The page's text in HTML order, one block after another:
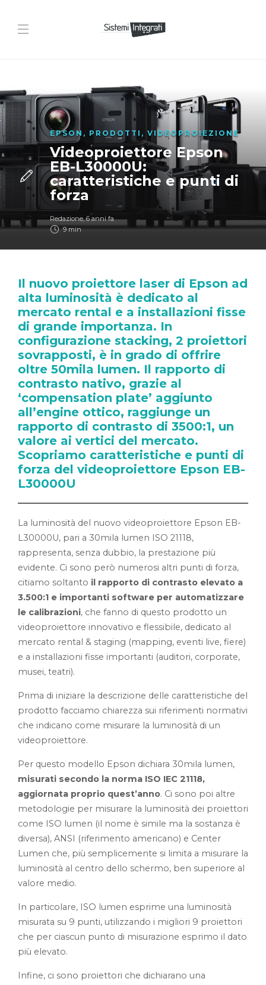
EPSON , PRODOTTI , VIDEOPROIEZIONE
Videoproiettore Epson
EB-L30000U:
caratteristiche e punti di
forza
Redazione,6 anni fa
9 min
Il nuovo proiettore laser di Epson ad
alta luminosità è dedicato al
mercato rental e a installazioni fisse
di grande importanza. In
configurazione stacking, 2 proiettori
sovrapposti, è in grado di offrire
oltre 50mila lumen. Il rapporto di
contrasto nativo, grazie al
‘compensation plate’ aggiunto
all’engine ottico, raggiunge un
rapporto di contrasto di 3500:1, un
valore ai vertici del mercato.
Scopriamo caratteristiche e punti di
forza del videoproiettore Epson EB-
L30000U
La luminosità del nuovo videoproiettore Epson EB-
L30000U, pari a 30mila lumen ISO 21118,
rappresenta, senza dubbio, la prestazione più
evidente. Ci sono però numerosi altri punti di forza,
citiamo soltanto il rapporto di contrasto elevato a
3.500:1 e importanti software per automatizzare
le calibrazioni, che fanno di questo prodotto un
videoproiettore innovativo e flessibile, dedicato al
mercato rental & staging (mapping, eventi live, fiere)
e a installazioni fisse importanti (auditori, corporate,
musei, teatri).
Prima di iniziare la descrizione delle caratteristiche del
prodotto facciamo chiarezza sui riferimenti normativi
che indicano come misurare la luminosità di un
videoproiettore.
Per questo modello Epson dichiara 30mila lumen,
misurati secondo la norma ISO IEC 21118,
aggiornata proprio quest’anno. Ci sono poi altre
metodologie per misurare la luminosità dei proiettori
come ISO lumen (il nome è simile ma la sostanza è
diversa), ANSI (riferimento americano) e Center
Lumen che, più semplicemente si limita a misurare la
luminosità al centro dello schermo, ben superiore al
valore medio.
In particolare, ISO lumen esprime una luminosità
misurata su 9 punti, utilizzando i migliori 9 proiettori
che per ciascun punto di misurazione esprimo il dato
più elevato.
Infine, ci sono proiettori che dichiarano una